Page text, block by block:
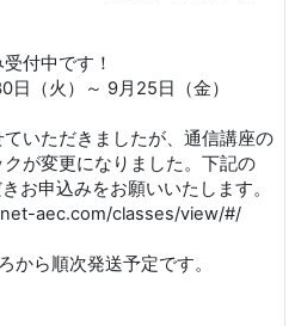
付中です！
（火）～ 9月25日（金）
いただきましたが、通信講座の
が変更になりました。下記の
お申込みをお願いいたします。
aec.com/classes/view/#/
から順次発送予定です。